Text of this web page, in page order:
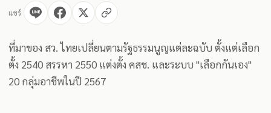
แชร์
ที่มาของ สว. ไทยเปลี่ยนตามรัฐธรรมนูญแต่ละฉบับ ตั้งแต่เลือก
ตั้ง 2540 สรรหา 2550 แต่งตั้ง คสช. และระบบ "เลือกกันเอง"
20 กลุ่มอาชีพในปี 2567